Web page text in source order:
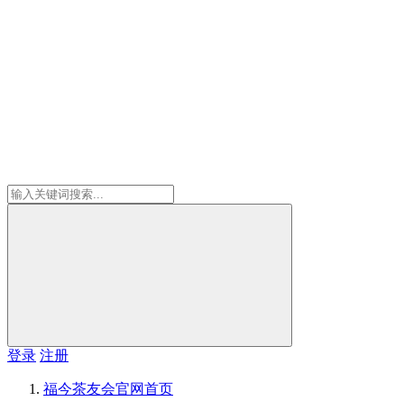
登录 注册
福今茶友会官网首页